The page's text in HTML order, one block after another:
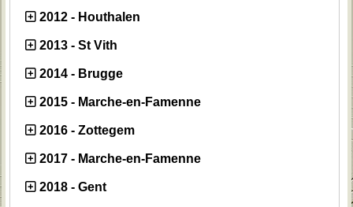
2012 - Houthalen
2013 - St Vith
2014 - Brugge
2015 - Marche-en-Famenne
2016 - Zottegem
2017 - Marche-en-Famenne
2018 - Gent